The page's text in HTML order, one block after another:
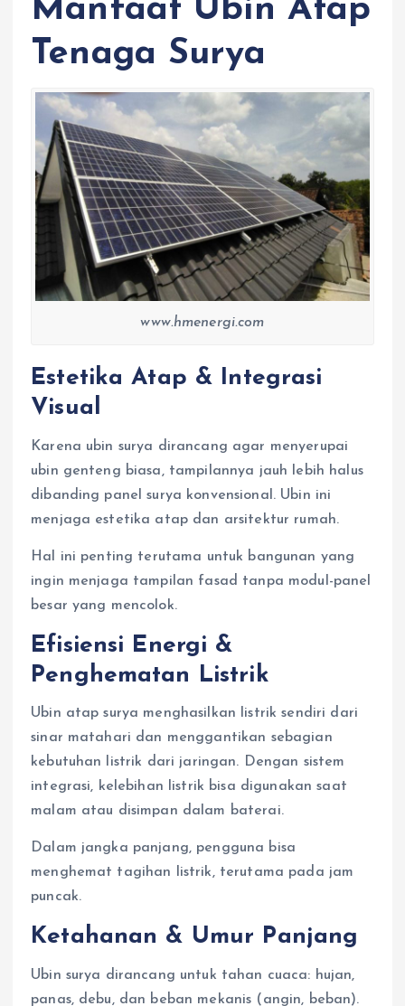
Manfaat Ubin Atap
Tenaga Surya
www.hmenergi.com
Estetika Atap & Integrasi
Visual
Karena ubin surya dirancang agar menyerupai
ubin genteng biasa, tampilannya jauh lebih halus
dibanding panel surya konvensional. Ubin ini
menjaga estetika atap dan arsitektur rumah.
Hal ini penting terutama untuk bangunan yang
ingin menjaga tampilan fasad tanpa modul-panel
besar yang mencolok.
Efisiensi Energi &
Penghematan Listrik
Ubin atap surya menghasilkan listrik sendiri dari
sinar matahari dan menggantikan sebagian
kebutuhan listrik dari jaringan. Dengan sistem
integrasi, kelebihan listrik bisa digunakan saat
malam atau disimpan dalam baterai.
Dalam jangka panjang, pengguna bisa
menghemat tagihan listrik, terutama pada jam
puncak.
Ketahanan & Umur Panjang
Ubin surya dirancang untuk tahan cuaca: hujan,
panas, debu, dan beban mekanis (angin, beban).